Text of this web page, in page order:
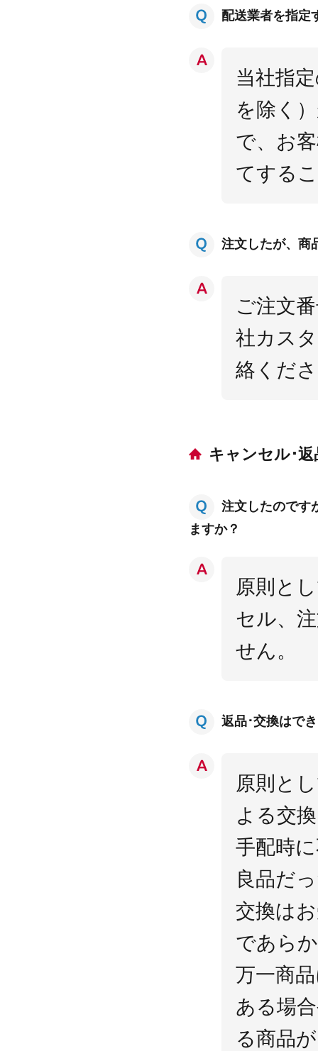
配送業者を指定
当社指
を除く
で、お
てする
注文したが、商
ご注文
社カス
絡くだ
キャンセル･
注文したのです
ますか？
原則と
セル、
せん。
返品･交換はで
原則と
よる交
手配時
良品だ
交換は
であら
万一商
ある場
る商品